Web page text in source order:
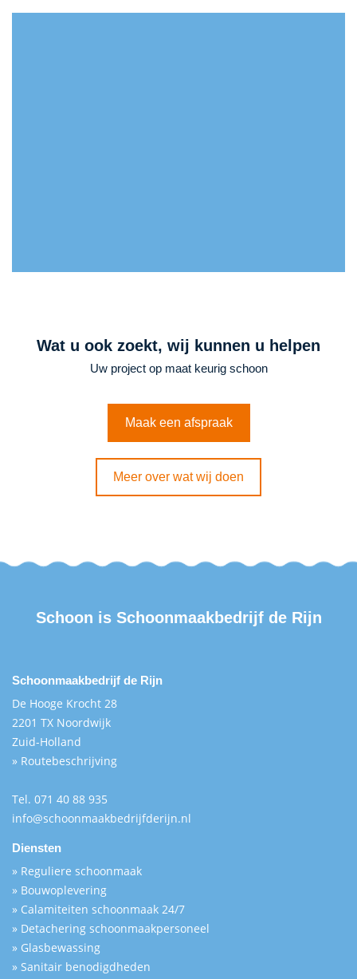
Wat u ook zoekt, wij kunnen u helpen
Uw project op maat keurig schoon
Maak een afspraak
Meer over wat wij doen
Schoon is Schoonmaakbedrijf de Rijn
Schoonmaakbedrijf de Rijn
De Hooge Krocht 28
2201 TX Noordwijk
Zuid-Holland
» Routebeschrijving
Tel. 071 40 88 935
info@schoonmaakbedrijfderijn.nl
Diensten
» Reguliere schoonmaak
» Bouwoplevering
» Calamiteiten schoonmaak 24/7
» Detachering schoonmaakpersoneel
» Glasbewassing
» Sanitair benodigdheden